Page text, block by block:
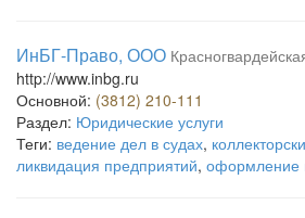
ИнБГ-Право, ООО
http://www.inbg.ru
Основной: (3812) 210-111
Раздел: Юридические услуги
Теги: ведение дел в судах,
ликвидация предприятий, оформление